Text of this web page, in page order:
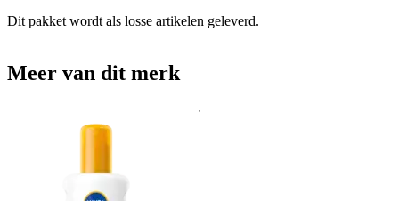
Dit pakket wordt als losse artikelen geleverd.
Meer van dit merk